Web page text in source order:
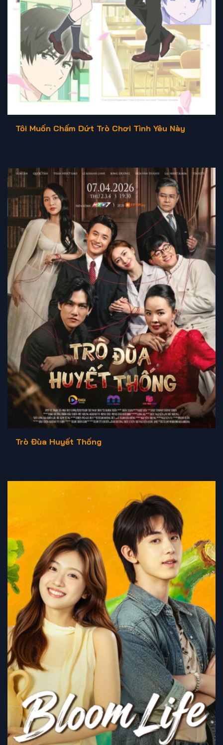
Tôi Muốn Chấm Dứt Trò Chơi Tình Yêu Này
Trò Đùa Huyết Thống